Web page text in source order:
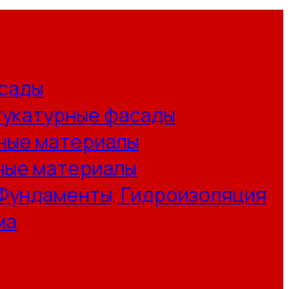
фасады
материалы
материалы
Гидроизоляция